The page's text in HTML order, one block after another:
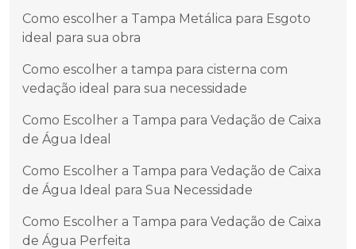
Como escolher a Tampa Metálica para Esgoto
ideal para sua obra
Como escolher a tampa para cisterna com
vedação ideal para sua necessidade
Como Escolher a Tampa para Vedação de Caixa
de Água Ideal
Como Escolher a Tampa para Vedação de Caixa
de Água Ideal para Sua Necessidade
Como Escolher a Tampa para Vedação de Caixa
de Água Perfeita